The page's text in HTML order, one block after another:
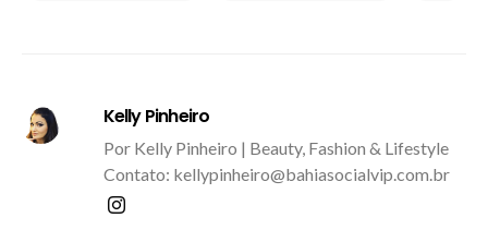
Kelly Pinheiro
Por Kelly Pinheiro | Beauty, Fashion & Lifestyle
Contato: kellypinheiro@bahiasocialvip.com.br